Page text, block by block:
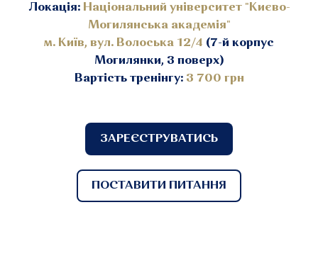
Локація: Національний університет "Києво-
Могилянська академія"
м. Київ, вул. Волоська 12/4 (7-й корпус
Могилянки, 3 поверх)
Вартість тренінгу: 3 700 грн
ЗАРЕЄСТРУВАТИСЬ
ПОСТАВИТИ ПИТАННЯ